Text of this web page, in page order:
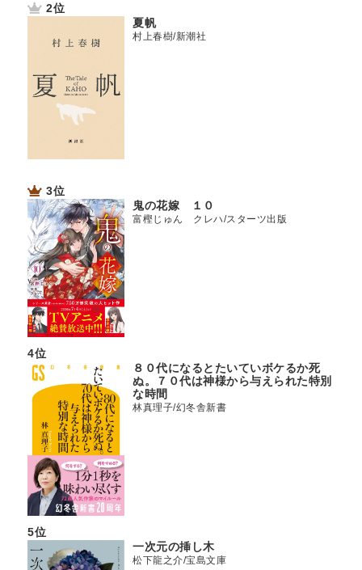
2位
夏帆
村上春樹/新潮社
3位
鬼の花嫁 １０
富樫じゅん クレハ/スターツ出版
4位
８０代になるとたいていボケるか死
ぬ。７０代は神様から与えられた特別
な時間
林真理子/幻冬舎新書
5位
一次元の挿し木
松下龍之介/宝島文庫